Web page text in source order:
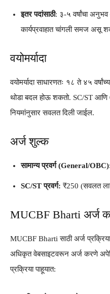
इतर पदांसाठी: ३-५ वर्षांचा
कार्यप्रवाहात चांगली समज असू
वयोमर्यादा
वयोमर्यादा साधारणतः १८ ते ४५
थोडा बदल होऊ शकतो. SC/ST आणि
नियमांनुसार सवलत दिली जाईल.
अर्ज शुल्क
सामान्य प्रवर्ग (General/
SC/ST प्रवर्ग: ₹250 (सवलत
MUCBF Bharti अर्ज
MUCBF Bharti साठी अर्ज
अधिकृत वेबसाइटवरून अर्ज करणे
प्रक्रिया पाहूयात: